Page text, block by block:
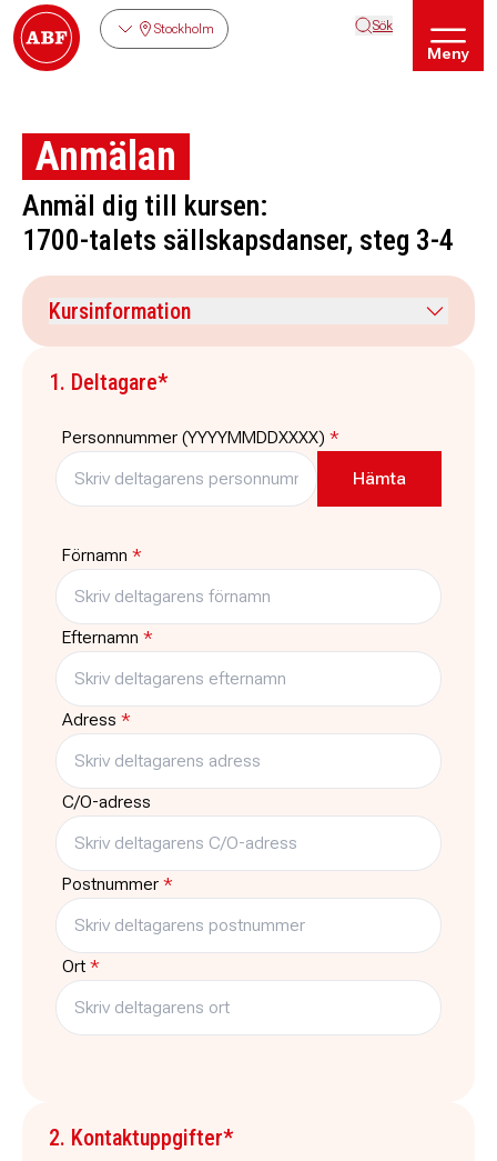
Stockholm Sök
Meny
Anmälan
Anmäl dig till kursen:
1700-talets sällskapsdanser, steg 3-4
Kursinformation
Kursdatum
16 september 2026
Tid
17:45 - 19:15
Plats
ABF-huset, Sveavägen 41
Stockholm
Typ
Kurs 10
1. Deltagare*
Personnummer (YYYYMMDDXXXX) *
Förnamn *
Efternamn *
Adress *
C/O-adress
Postnummer *
Ort *
2. Kontaktuppgifter*